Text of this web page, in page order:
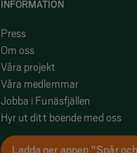
INFORMATION
Press
Om oss
Våra projekt
Våra medlemmar
Jobba i Funäsfjällen
Hyr ut ditt boende med oss
Ladda ner appen "Spår